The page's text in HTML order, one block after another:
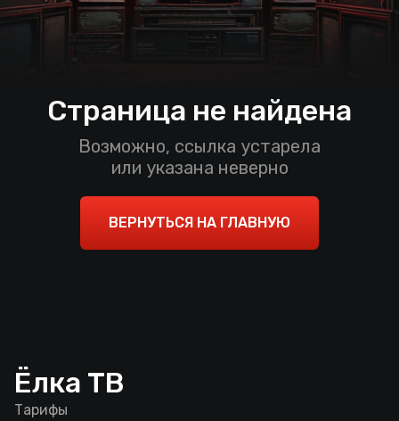
Страница не найдена
Возможно, ссылка устарела
или указана неверно
ВЕРНУТЬСЯ НА ГЛАВНУЮ
Ёлка ТВ
Тарифы